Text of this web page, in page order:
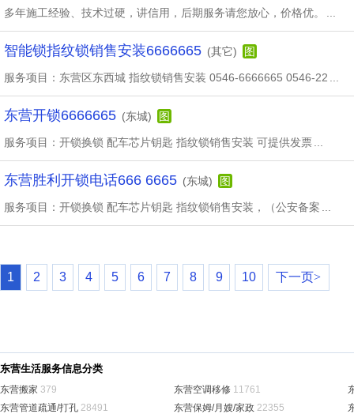
多年施工经验、技术过硬，讲信用，后期服务请您放心，价格优。
智能锁指纹锁销售安装6666665 (其它) 图
服务项目：东营区东西城 指纹锁销售安装 0546-6666665 0546-22
东营开锁6666665 (东城) 图
服务项目：开锁换锁 配车芯片钥匙 指纹锁销售安装 可提供发票
东营胜利开锁电话666 6665 (东城) 图
服务项目：开锁换锁 配车芯片钥匙 指纹锁销售安装，（公安备案
1 2 3 4 5 6 7 8 9 10 下一页>
东营生活服务信息分类
东营搬家 379 东营空调移修 11761
东营管道疏通/打孔 28491 东营保姆/月嫂/家政 22355